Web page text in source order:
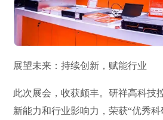
展望未来：持续创新，赋能行业
此次展会，收获颇丰。研祥高科技
新能力和行业影响力，荣获“优秀